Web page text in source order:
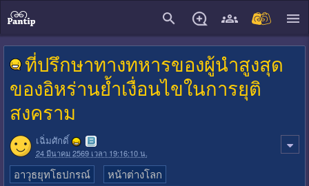
ที่ปรึกษาทางทหารของผู้นำสูงสุด
ของอิหร่านย้ำเงื่อนไขในการยุติ
สงคราม
เฉิ่มศักดิ์
24 มีนาคม 2569 เวลา 19:16:10 น.
อาวุธยุทโธปกรณ์
หน้าต่างโลก
close